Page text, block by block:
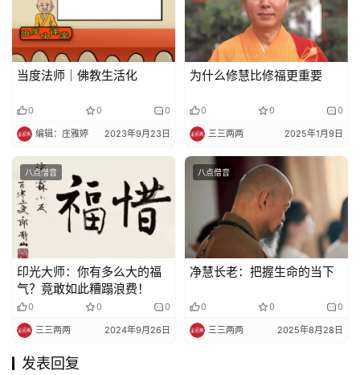
当度法师｜佛教生活化
0 0 0
编辑：庄雅婷 2023年9月23日
为什么修慧比修福更重要
0 0 0
三三两两 2025年1月9日
八点僧音
印光大师：你有多么大的福
气？竟敢如此糟蹋浪费！
0 0 0
三三两两 2024年9月26日
八点僧音
净慧长老：把握生命的当下
0 0 0
三三两两 2025年8月28日
发表回复